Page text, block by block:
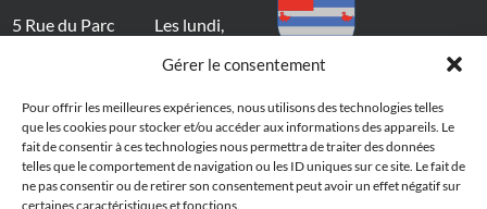
Gérer le consentement
Pour offrir les meilleures expériences, nous utilisons des technologies telles
que les cookies pour stocker et/ou accéder aux informations des appareils. Le
fait de consentir à ces technologies nous permettra de traiter des données
telles que le comportement de navigation ou les ID uniques sur ce site. Le fait de
ne pas consentir ou de retirer son consentement peut avoir un effet négatif sur
certaines caractéristiques et fonctions.
5 Rue du Parc
80 00
Les lundi,
et vendredi
de 9h à 12h
et de 14h à
17h
le samedi de